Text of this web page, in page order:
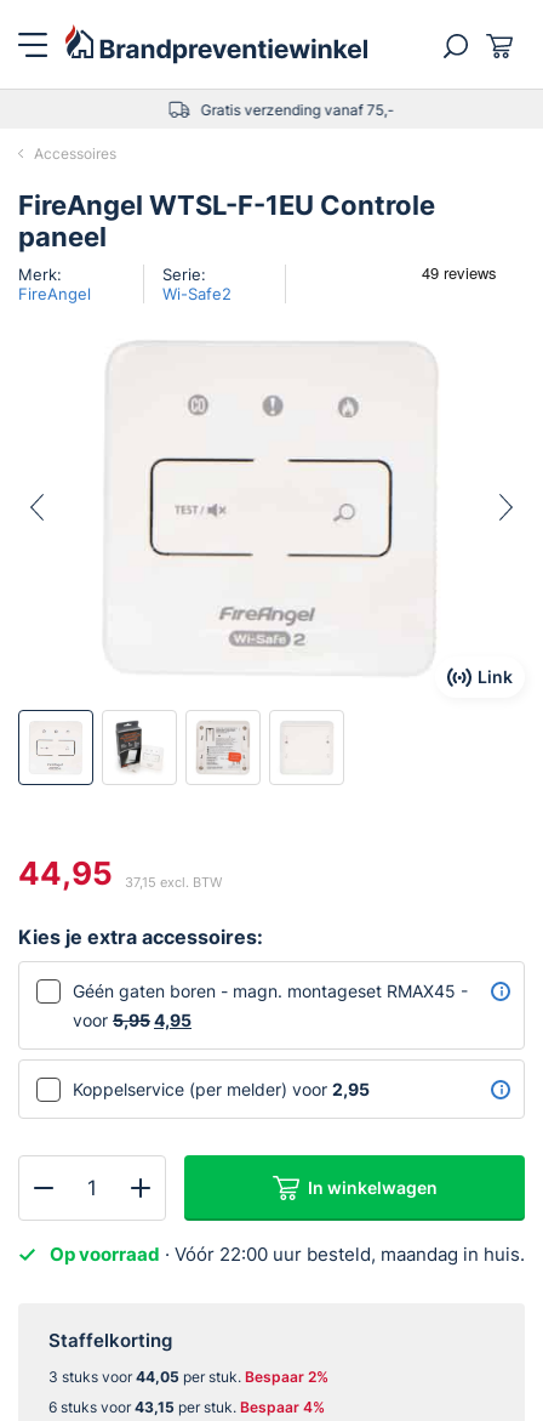
Gratis verzending vanaf 75,-
Accessoires
FireAngel WTSL-F-1EU Controle
paneel
Merk:
FireAngel
Serie:
Wi-Safe2
Link
44,95 37,15 excl. BTW
Kies je extra accessoires:
Géén gaten boren - magn. montageset RMAX45 -
voor 5,95Oorspronkelijke
prijs
was:
4,95
prijs
is:
Koppelservice (per melder) voor 2,95
FireAngel
F-
paneel
aantal
In winkelwagen
Op voorraad · Vóór 22:00 uur besteld, maandag in huis.
Staffelkorting
3 stuks voor44,05 per stuk. Bespaar 2%
6 stuks voor43,15 per stuk. Bespaar 4%